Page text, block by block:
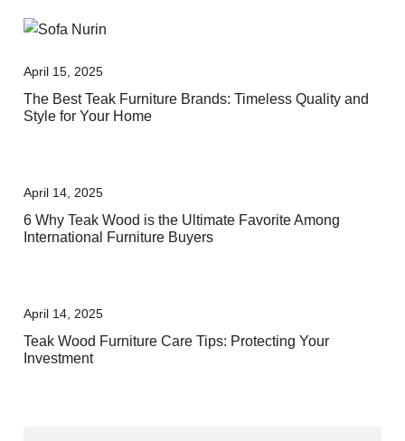
April 15, 2025
The Best Teak Furniture Brands: Timeless Quality and
Style for Your Home
April 14, 2025
6 Why Teak Wood is the Ultimate Favorite Among
International Furniture Buyers
April 14, 2025
Teak Wood Furniture Care Tips: Protecting Your
Investment